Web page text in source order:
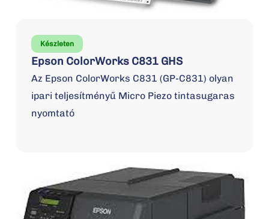
Epson ColorWorks C831 GHS
Készleten
Az Epson ColorWorks C831 (GP-C831) olyan
ipari teljesítményű Micro Piezo tintasugaras
nyomtató